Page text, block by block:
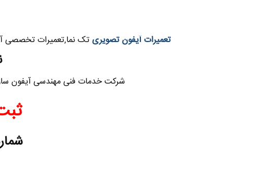
تعمیرات آیفون تصویریتک نما,تعمیرات تخصصی
شرکت خدمات فنی مهندسی آیفون